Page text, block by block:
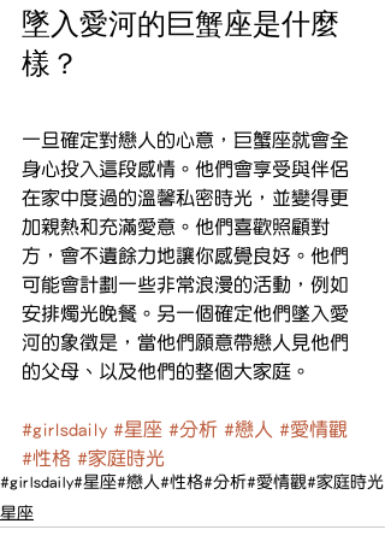
墜入愛河的巨蟹座是什麼
樣？
一旦確定對戀人的心意，巨蟹座就會全
身心投入這段感情。他們會享受與伴侶
在家中度過的溫馨私密時光，並變得更
加親熱和充滿愛意。他們喜歡照顧對
方，會不遺餘力地讓你感覺良好。他們
可能會計劃一些非常浪漫的活動，例如
安排燭光晚餐。另一個確定他們墜入愛
河的象徵是，當他們願意帶戀人見他們
的父母、以及他們的整個大家庭。
#girlsdaily #星座 #分析 #戀人 #愛情觀
#性格 #家庭時光
#girlsdaily#星座#戀人 #性格#分析#愛情觀#家庭時光
星座